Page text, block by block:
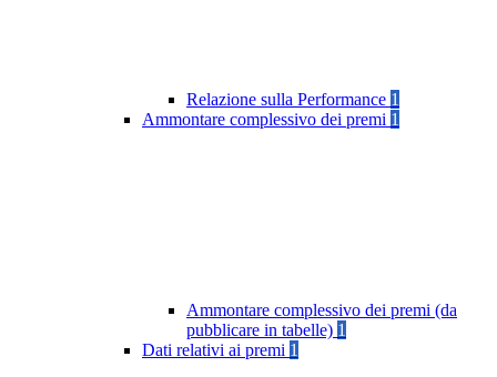
Relazione sulla Performance 1
Ammontare complessivo dei premi 1
Ammontare complessivo dei premi (da
pubblicare in tabelle) 1
Dati relativi ai premi 1